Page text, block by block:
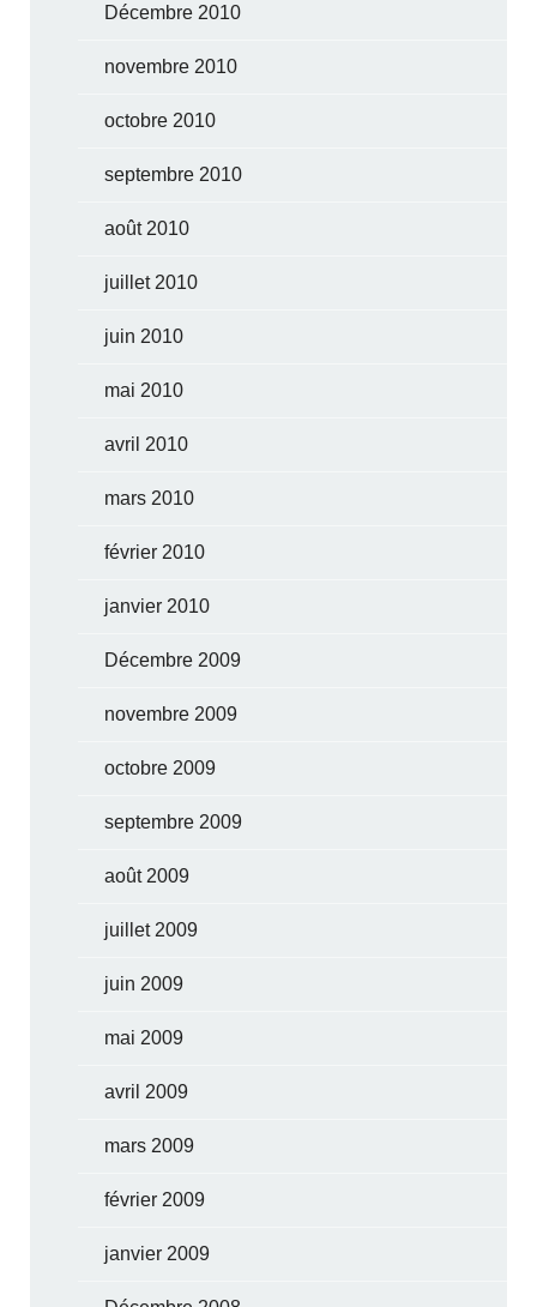
Décembre 2010
novembre 2010
octobre 2010
septembre 2010
août 2010
juillet 2010
juin 2010
mai 2010
avril 2010
mars 2010
février 2010
janvier 2010
Décembre 2009
novembre 2009
octobre 2009
septembre 2009
août 2009
juillet 2009
juin 2009
mai 2009
avril 2009
mars 2009
février 2009
janvier 2009